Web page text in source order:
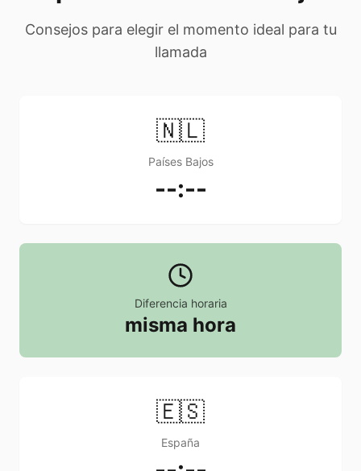
Consejos para elegir el momento ideal para tu
llamada
🇳🇱
Países Bajos
--:--
Diferencia horaria
misma hora
🇪🇸
España